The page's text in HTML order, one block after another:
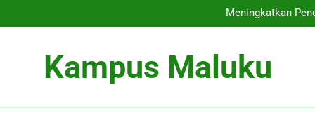
Meningkatkan
Pendidikan Berbasis
Meningkatkan
Pendidikan Berbasis
Kampus Maluku